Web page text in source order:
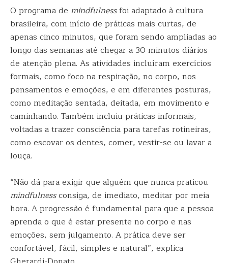
O programa de mindfulnessfoi adaptado à cultura
brasileira, com início de práticas mais curtas, de
apenas cinco minutos, que foram sendo ampliadas ao
longo das semanas até chegar a 30 minutos diários
de atenção plena. As atividades incluíram exercícios
formais, como foco na respiração, no corpo, nos
pensamentos e emoções, e em diferentes posturas,
como meditação sentada, deitada, em movimento e
caminhando. Também incluiu práticas informais,
voltadas a trazer consciência para tarefas rotineiras,
como escovar os dentes, comer, vestir-se ou lavar a
louça.
“Não dá para exigir que alguém que nunca praticou
mindfulnessconsiga, de imediato, meditar por meia
hora. A progressão é fundamental para que a pessoa
aprenda o que é estar presente no corpo e nas
emoções, sem julgamento. A prática deve ser
confortável, fácil, simples e natural”, explica